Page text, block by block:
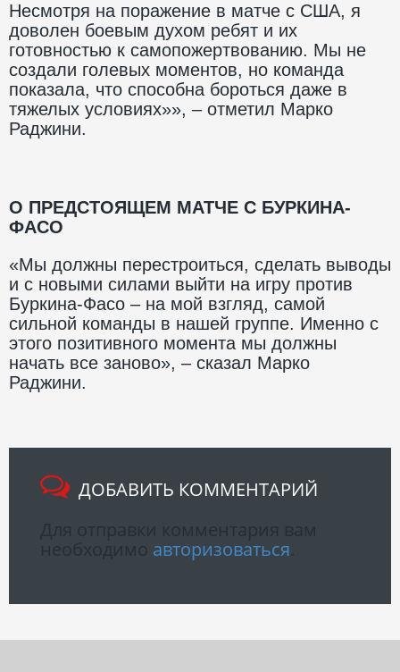
Несмотря на поражение в матче с США, я
доволен боевым духом ребят и их
готовностью к самопожертвованию. Мы не
создали голевых моментов, но команда
показала, что способна бороться даже в
тяжелых условиях»», – отметил Марко
Раджини.
О ПРЕДСТОЯЩЕМ МАТЧЕ С БУРКИНА-
ФАСО
«Мы должны перестроиться, сделать выводы
и с новыми силами выйти на игру против
Буркина-Фасо – на мой взгляд, самой
сильной команды в нашей группе. Именно с
этого позитивного момента мы должны
начать все заново», – сказал Марко
Раджини.
ДОБАВИТЬ КОММЕНТАРИЙ
авторизоваться